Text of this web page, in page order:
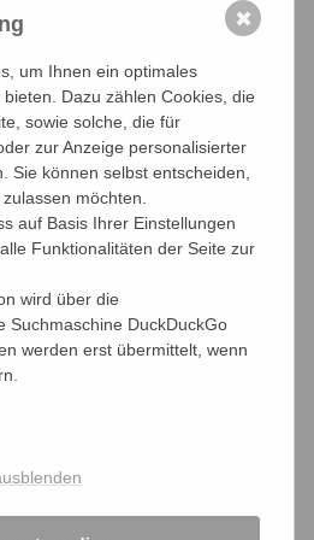
auch als Vorsitzender des
verantwortlich für die
Umgang mit den ihm
um den – wohl eher im
eines
Schlage Wollseifers gehen.
Feststellungen im
Köln zum Handeln von
wiedergegeben werden. Im
Beweisaufnahme steht nach
Überzeugung des Senats fest,
im Sinne von § 826 BGB
um Ihnen ein optimales
Dazu zählen Cookies, die
sowie solche, die für
zur Anzeige personalisierter
Sie können selbst entscheiden,
möchten.
auf Basis Ihrer Einstellungen
Funktionalitäten der Seite zur
wird über die
Suchmaschine DuckDuckGo
werden erst übermittelt, wenn
✖